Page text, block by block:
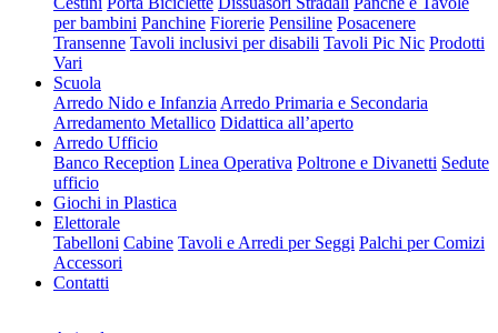
per bambini Panchine Fiorerie Pensiline Posacenere
Transenne Tavoli inclusivi per disabili Tavoli Pic Nic Prodotti
Vari
Scuola
Arredo Nido e Infanzia Arredo Primaria e Secondaria
Arredamento Metallico Didattica all’aperto
Arredo Ufficio
Banco Reception Linea Operativa Poltrone e Divanetti Sedute
ufficio
Giochi in Plastica
Elettorale
Tabelloni Cabine Tavoli e Arredi per Seggi Palchi per Comizi
Accessori
Contatti